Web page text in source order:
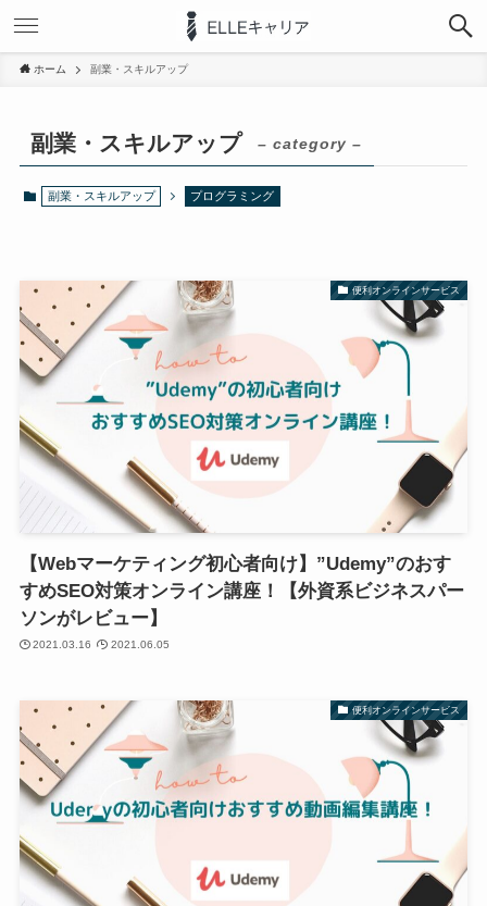
ホーム 副業・スキルアップ
副業・スキルアップ – category –
副業・スキルアップ プログラミング
便利オンラインサービス
【Webマーケティング初心者向け】”Udemy”のおす
すめSEO対策オンライン講座！【外資系ビジネスパー
ソンがレビュー】
2021.03.16 2021.06.05
便利オンラインサービス